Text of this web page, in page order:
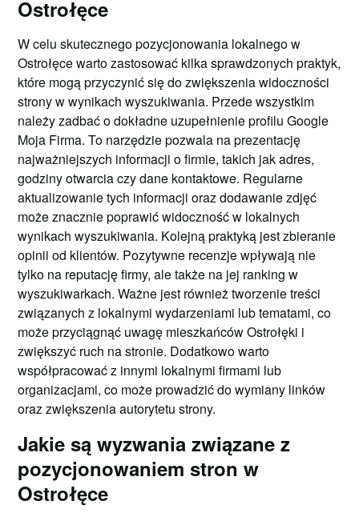
Ostrołęce
W celu skutecznego pozycjonowania lokalnego w
Ostrołęce warto zastosować kilka sprawdzonych praktyk,
które mogą przyczynić się do zwiększenia widoczności
strony w wynikach wyszukiwania. Przede wszystkim
należy zadbać o dokładne uzupełnienie profilu Google
Moja Firma. To narzędzie pozwala na prezentację
najważniejszych informacji o firmie, takich jak adres,
godziny otwarcia czy dane kontaktowe. Regularne
aktualizowanie tych informacji oraz dodawanie zdjęć
może znacznie poprawić widoczność w lokalnych
wynikach wyszukiwania. Kolejną praktyką jest zbieranie
opinii od klientów. Pozytywne recenzje wpływają nie
tylko na reputację firmy, ale także na jej ranking w
wyszukiwarkach. Ważne jest również tworzenie treści
związanych z lokalnymi wydarzeniami lub tematami, co
może przyciągnąć uwagę mieszkańców Ostrołęki i
zwiększyć ruch na stronie. Dodatkowo warto
współpracować z innymi lokalnymi firmami lub
organizacjami, co może prowadzić do wymiany linków
oraz zwiększenia autorytetu strony.
Jakie są wyzwania związane z
pozycjonowaniem stron w
Ostrołęce